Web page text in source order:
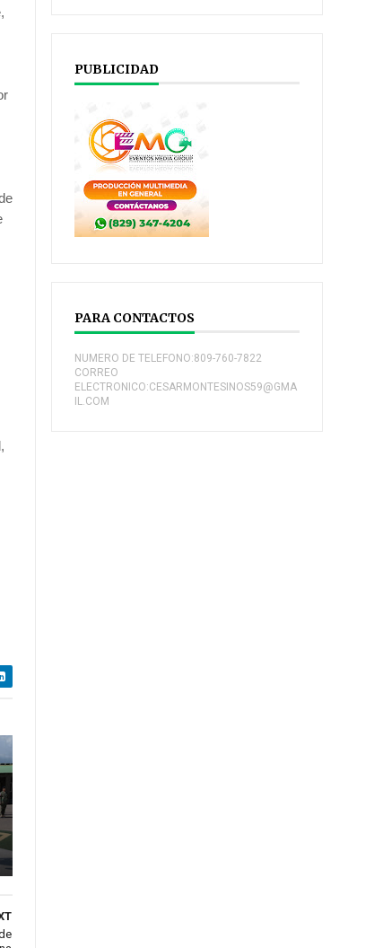
PUBLICIDAD
PARA CONTACTOS
NUMERO DE TELEFONO:809-760-7822
CORREO
ELECTRONICO:CESARMONTESINOS59@GMA
IL.COM